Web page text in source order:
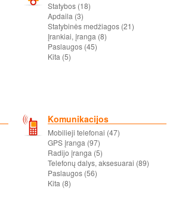
Statybos (18)
Apdaila (3)
Statybinės medžiagos (21)
Įrankiai, įranga (8)
Paslaugos (45)
Kita (5)
Komunikacijos
Mobilieji telefonai (47)
GPS įranga (97)
Radijo įranga (5)
Telefonų dalys, aksesuarai (89)
Paslaugos (56)
Kita (8)